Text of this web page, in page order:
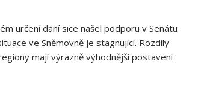
určení daní sice našel podporu v Senátu‍
​ve Sněmovně ‍je stagnující. Rozdíly
⁤mají výrazně výhodnější postavení